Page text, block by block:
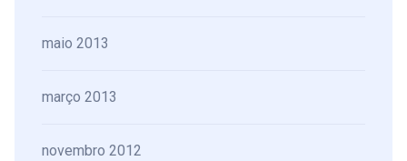
maio 2013
março 2013
novembro 2012